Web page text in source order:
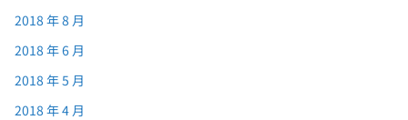
2018 年 8 月
2018 年 6 月
2018 年 5 月
2018 年 4 月